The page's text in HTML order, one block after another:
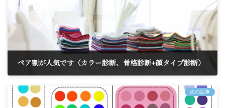
ペア割が人気です（カラー診断、骨格診断+顔タイプ診断）
次の記事